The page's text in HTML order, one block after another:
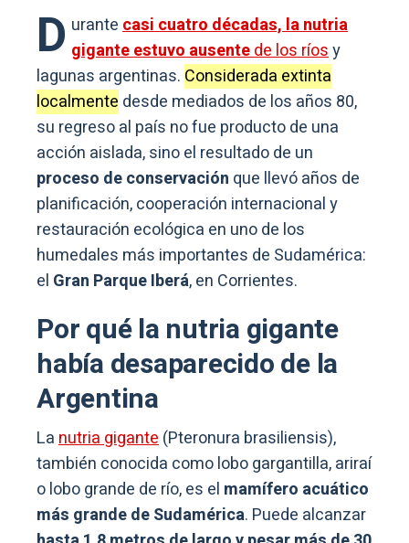
D urantecasi cuatro décadas, la nutria
gigante estuvo ausentede los ríosy
lagunas argentinas. Considerada extinta
localmente desde mediados de los años 80,
su regreso al país no fue producto de una
acción aislada, sino el resultado de un
proceso de conservación que llevó años de
planificación, cooperación internacional y
restauración ecológica en uno de los
humedales más importantes de Sudamérica:
el Gran Parque Iberá, en Corrientes.
Por qué la nutria gigante
había desaparecido de la
Argentina
Lanutria gigante(Pteronura brasiliensis),
también conocida como lobo gargantilla, ariraí
o lobo grande de río, es el mamífero acuático
más grande de Sudamérica. Puede alcanzar